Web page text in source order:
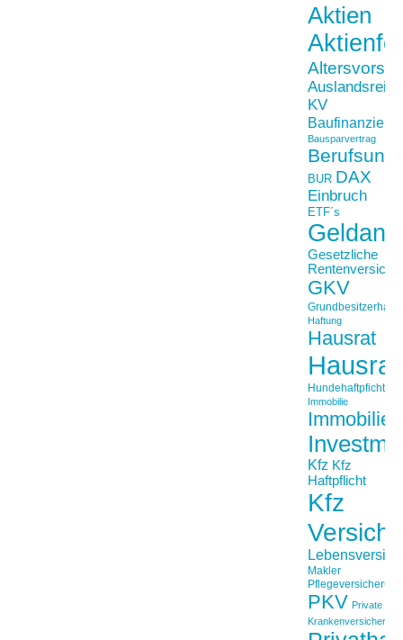
Aktien
Auslandsreise
KV
Bausparvertrag
BUR DAX
Einbruch
ETF´s
Gesetzliche
GKV
Haftung
Hausrat
Hundehaftpficht
Immobilie
Kfz Kfz
Haftpflicht
Kfz
Makler
Pflegeversicherung
PKV Private
Krankenversicherung